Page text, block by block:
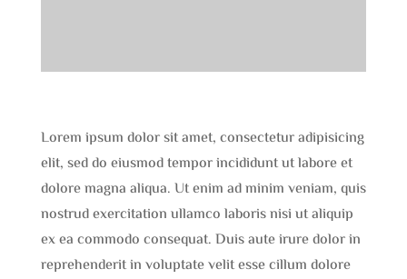
Lorem ipsum dolor sit amet, consectetur adipisicing
elit, sed do eiusmod tempor incididunt ut labore et
dolore magna aliqua. Ut enim ad minim veniam, quis
nostrud exercitation ullamco laboris nisi ut aliquip
ex ea commodo consequat. Duis aute irure dolor in
reprehenderit in voluptate velit esse cillum dolore